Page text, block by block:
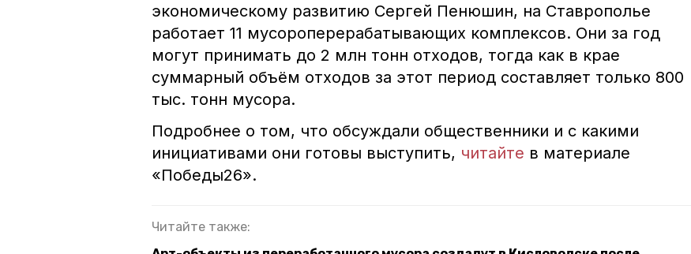
экономическому развитию Сергей Пенюшин, на Ставрополье
работает 11 мусороперерабатывающих комплексов. Они за год
могут принимать до 2 млн тонн отходов, тогда как в крае
суммарный объём отходов за этот период составляет только 800
тыс. тонн мусора.
Подробнее о том, что обсуждали общественники и с какими
инициативами они готовы выступить, читайте в материале
«Победы26».
Читайте также: